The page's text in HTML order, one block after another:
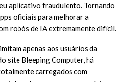
aplicativo fraudulento. Tornando
oficiais para melhorar a
robôs de IA extremamente difícil.
apenas aos usuários da
site Bleeping Computer, há
carregados com